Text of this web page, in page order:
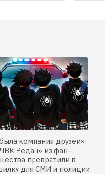
компания друзей»:
Редан» из фан-
превратили в
для СМИ и полиции